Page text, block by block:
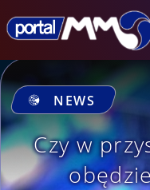
NEWS
Czy w